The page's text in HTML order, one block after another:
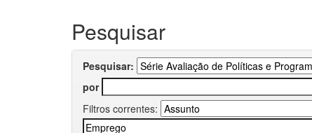
Pesquisar
Pesquisar:
por
Filtros correntes: